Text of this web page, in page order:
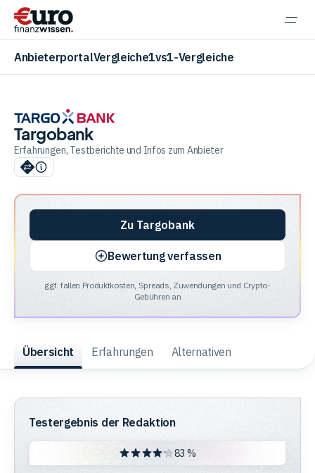
AnbieterportalVergleiche1vs1-Vergleiche
Aktien
ETF
Krypto
Trading
Rohstoffe
Finanzen
Targobank
Erfahrungen, Testberichte und Infos zum Anbieter
Übersicht Erfahrungen Alternativen
Zu Targobank
Bewertung verfassen
ggf. fallen Produktkosten, Spreads, Zuwendungen und Crypto-
Gebühren an
Testergebnis der Redaktion
83 %